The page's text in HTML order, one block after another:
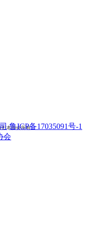
归本协会所有。
鲁ICP备17035091号-1
会